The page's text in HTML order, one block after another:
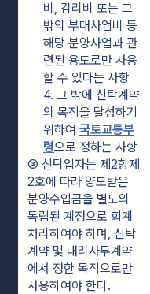
비, 감리비 또는 그
밖의 부대사업비 등
해당 분양사업과 관
련된 용도로만 사용
할 수 있다는 사항
4. 그 밖에 신탁계약
의 목적을 달성하기
위하여 국토교통부
령으로 정하는 사항
③ 신탁업자는 제2항제
2호에 따라 양도받은
분양수입금을 별도의
독립된 계정으로 회계
처리하여야 하며, 신탁
계약 및 대리사무계약
에서 정한 목적으로만
사용하여야 한다.